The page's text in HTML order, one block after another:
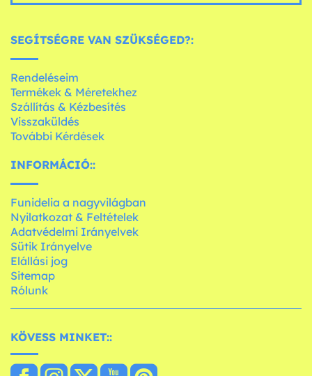
SEGÍTSÉGRE VAN SZÜKSÉGED?:
Rendeléseim
Termékek & Méretekhez
Szállítás & Kézbesítés
Visszaküldés
További Kérdések
INFORMÁCIÓ::
Funidelia a nagyvilágban
Nyilatkozat & Feltételek
Adatvédelmi Irányelvek
Sütik Irányelve
Elállási jog
Sitemap
Rólunk
KÖVESS MINKET::